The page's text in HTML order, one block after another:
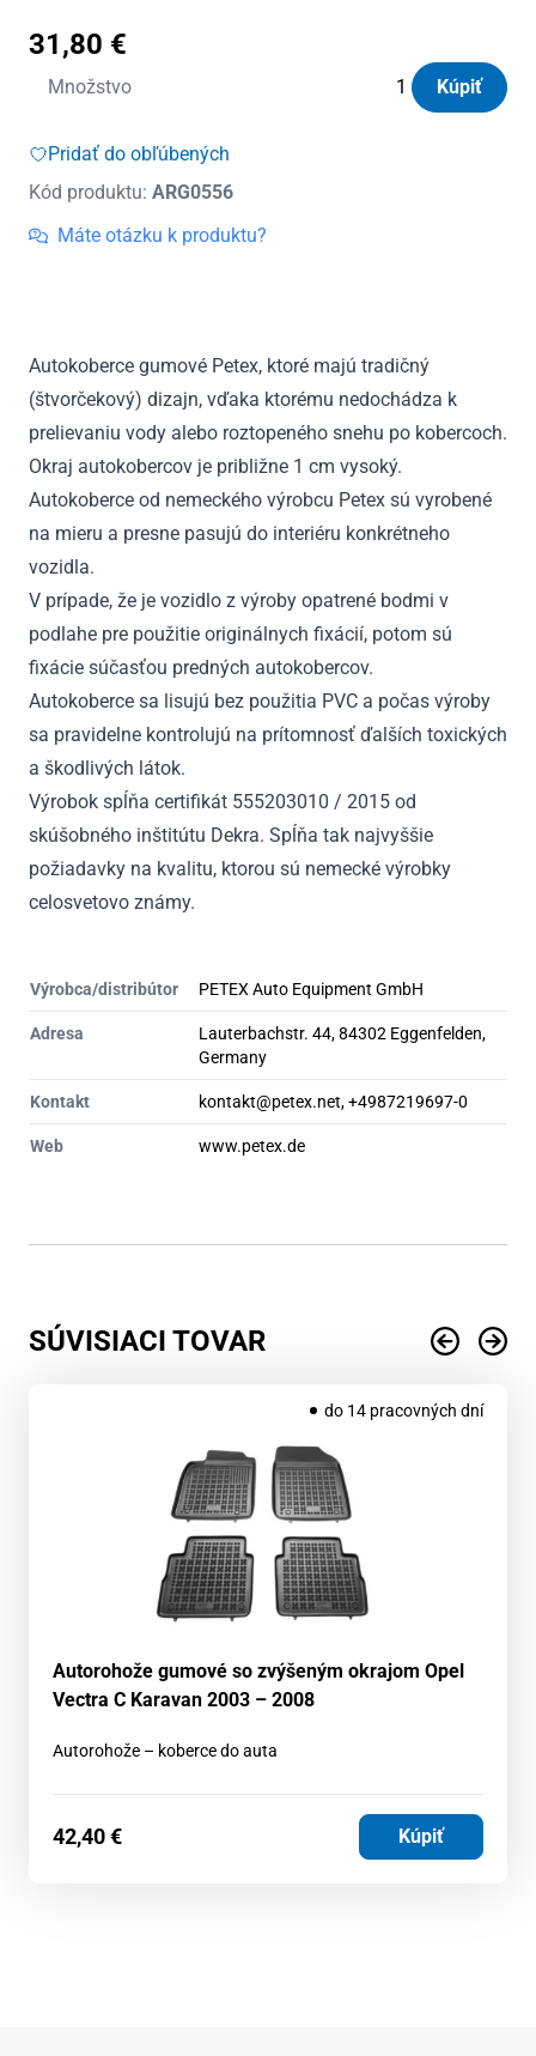
31,80 €
Množstvo
množstvo
gumové
Citroen
C4
Kúpiť
Pridať do obľúbených
Kód produktu: ARG0556
Máte otázku k produktu?
Autokoberce gumové Petex, ktoré majú tradičný
(štvorčekový) dizajn, vďaka ktorému nedochádza k
prelievaniu vody alebo roztopeného snehu po kobercoch.
Okraj autokobercov je približne 1 cm vysoký.
Autokoberce od nemeckého výrobcu Petex sú vyrobené
na mieru a presne pasujú do interiéru konkrétneho
vozidla.
V prípade, že je vozidlo z výroby opatrené bodmi v
podlahe pre použitie originálnych fixácií, potom sú
fixácie súčasťou predných autokobercov.
Autokoberce sa lisujú bez použitia PVC a počas výroby
sa pravidelne kontrolujú na prítomnosť ďalších toxických
a škodlivých látok.
Výrobok spĺňa certifikát 555203010 / 2015 od
skúšobného inštitútu Dekra. Spĺňa tak najvyššie
požiadavky na kvalitu, ktorou sú nemecké výrobky
celosvetovo známy.
Výrobca/distribútor PETEX Auto Equipment GmbH
Adresa
Lauterbachstr. 44, 84302 Eggenfelden,
Germany
Kontakt kontakt@petex.net, +4987219697-0
Web www.petex.de
SÚVISIACI TOVAR
do 14 pracovných dní
Autorohože gumové so zvýšeným okrajom Opel
Vectra C Karavan 2003 – 2008
Autorohože – koberce do auta
42,40€ Kúpiť